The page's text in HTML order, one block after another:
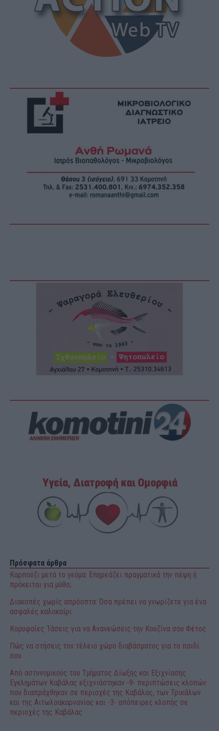
Πρόσφατα άρθρα
Καρπούζι μετά το γεύμα: Επηρεάζει πραγματικά την πέψη ή
πρόκειται για μύθο;
Διακοπές χωρίς απρόοπτα: Όσα πρέπει να γνωρίζετε για ένα
ασφαλές καλοκαίρι
Κορυφαίες Τάσεις για να Ανανεώσεις την Κουζίνα σου Φέτος
Πώς να στήσεις τον τέλειο χώρο διαβάσματος για το παιδί
σου
Από αστυνομικούς του Τμήματος Δίωξης και Εξιχνίασης
Εγκλημάτων Καβάλας εξιχνιάστηκαν -9- περιπτώσεις κλοπών
που διαπράχθηκαν σε περιοχές της Καβάλας, των Τρικάλων
και της Αιτωλοακαρνανίας και -3- απόπειρες κλοπής σε
περιοχές της Καβάλας